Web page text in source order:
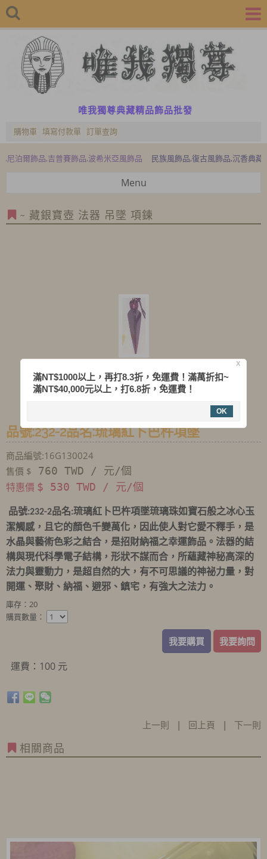
唯我獨尊典藏精品飾品批發
購物車 填寫付款單 訂單查詢
飾品,吉普賽飾品,波希米亞風飾品 民族風飾品,復古風飾品,沉香典藏精品,
Menu
~ 藏銀寶壺 法器 吊墜 項鍊
品號:232-2品名:琉璃紅卜巴杵項墜
商品編號:16G130024
售價 $ 760 TWD / 元/個
特惠價 $ 530 TWD / 元/個
品號:232-2品名:琉璃紅卜巴杵項墜琉璃珠如寶石般之冰心玉
潔觸感，且它的顏色千變萬化，因此使人對它愛不釋手，是
水晶與藝術色彩之結合，是招財納福之幸運飾品。法器的結
構與現代科學電子結構，形狀不謀而合，所蘊藏神秘高深的
法力與靈動力，是超自然的大，有不可思議的神祕力量，對
開運、聚財、納福、避邪、鎮宅，有強大之法力。
庫存：20
購買數量：
我要購買 我要詢問
運費：100 元
上一則 | 回上頁 | 下一則
相關商品
X
滿NT$1000以上，再打8.3折，免運費！滿萬折扣~
滿NT$40,000元以上，打6.8折，免運費！
OK